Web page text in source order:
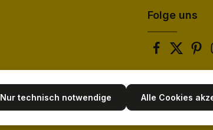
Folge uns
Nur technisch notwendige Alle Cookies